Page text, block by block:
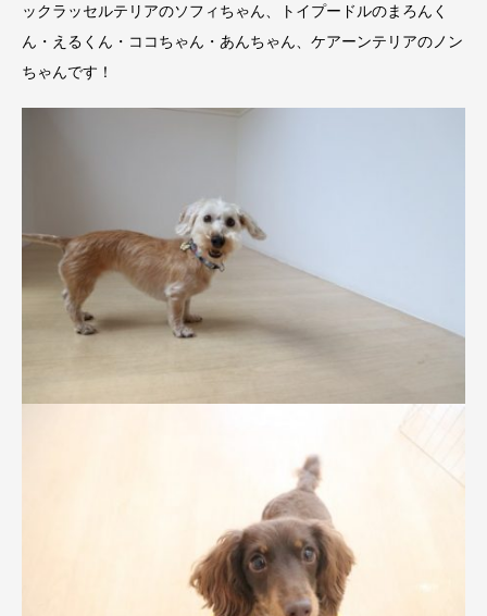
ックラッセルテリアのソフィちゃん、トイプードルのまろんく
ん・えるくん・ココちゃん・あんちゃん、ケアーンテリアのノン
ちゃんです！